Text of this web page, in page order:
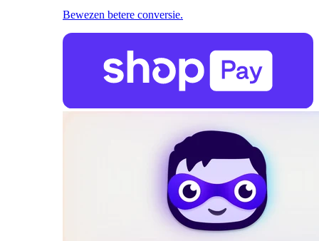
Bewezen betere conversie.